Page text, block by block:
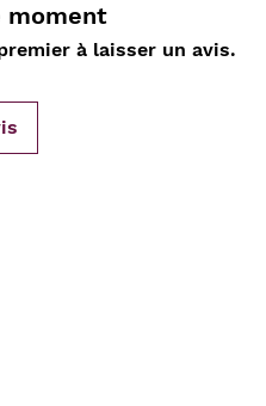
moment
à laisser un avis.